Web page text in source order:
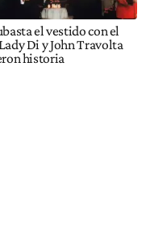
el vestido con el
Di y John Travolta
historia